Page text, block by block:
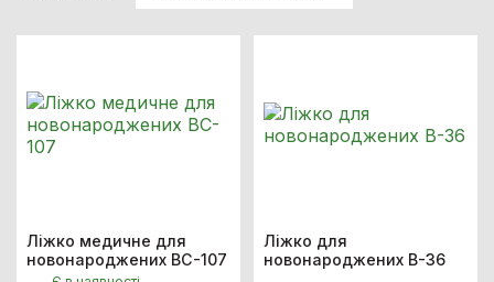
Ліжко медичне для
новонароджених BC-107
Ліжко для
новонароджених B-36